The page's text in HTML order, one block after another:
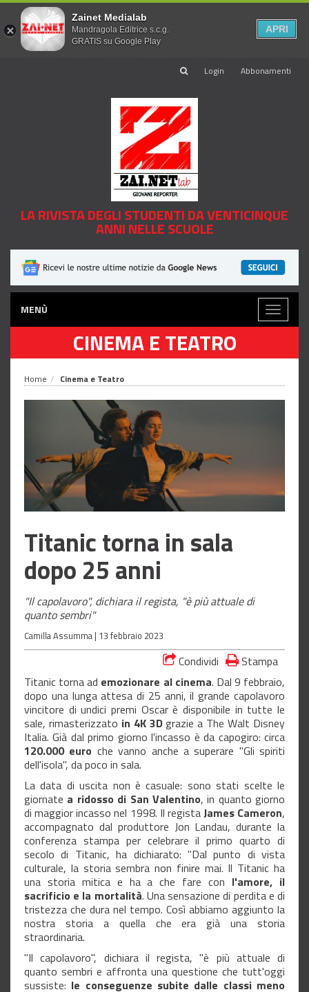
Login Abbonamenti
LA RIVISTA DEGLI STUDENTI DA VENTICINQUE
ANNI NELLE SCUOLE
MENÙ
Toggle
CINEMA E TEATRO
Home Cinema e Teatro
Titanic torna in sala
dopo 25 anni
"Il capolavoro", dichiara il regista, "è più attuale di
quanto sembri"
Camilla Assumma | 13 febbraio 2023
Condividi
Stampa
Titanic torna ad emozionare al cinema. Dal 9 febbraio,
dopo una lunga attesa di 25 anni, il grande capolavoro
vincitore di undici premi Oscar è disponibile in tutte le
sale, rimasterizzato in 4K 3Dgrazie a The Walt Disney
Italia. Già dal primo giorno l'incasso è da capogiro: circa
120.000 euro che vanno anche a superare "Gli spiriti
dell'isola", da poco in sala.
La data di uscita non è casuale: sono stati scelte le
giornate a ridosso di San Valentino, in quanto giorno
di maggior incasso nel 1998. Il registaJames Cameron,
accompagnato dal produttore Jon Landau, durante la
conferenza stampa per celebrare il primo quarto di
secolo di Titanic, ha dichiarato: "Dal punto di vista
culturale, la storia sembra non finire mai. Il Titanic ha
una storia mitica e ha a che fare con l'amore, il
sacrificio e la mortalità. Una sensazione di perdita e di
tristezza che dura nel tempo. Così abbiamo aggiunto la
nostra storia a quella che era già una storia
straordinaria.
"Il capolavoro", dichiara il regista, "è più attuale di
quanto sembri e affronta una questione che tutt'oggi
sussiste: le conseguenze subite dalle classi meno
Zainet Medialab
Mandragola Editrice s.c.g.
GRATIS su Google Play
APRI